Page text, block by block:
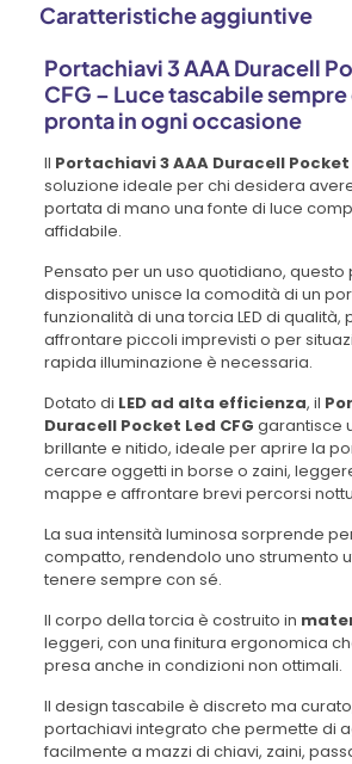
Caratteristiche aggiuntive
Portachiavi 3 AAA Duracell
CFG – Luce tascabile
pronta in ogni occasione
Il Portachiavi 3 AAA Duracell Pocket
soluzione ideale per chi desidera
portata di mano una fonte di luce
affidabile.
Pensato per un uso quotidiano, questo
dispositivo unisce la comodità di un
funzionalità di una torcia LED di qualità,
affrontare piccoli imprevisti o per
rapida illuminazione è necessaria.
Dotato di LED ad alta efficienza, il
Duracell Pocket Led CFG garantisce
brillante e nitido, ideale per aprire la
cercare oggetti in borse o zaini,
mappe e affrontare brevi percorsi
La sua intensità luminosa sorprende
compatto, rendendolo uno strumento
tenere sempre con sé.
Il corpo della torcia è costruito in
leggeri, con una finitura ergonomica
presa anche in condizioni non ottimali.
Il design tascabile è discreto ma
portachiavi integrato che permette di
facilmente a mazzi di chiavi, zaini,